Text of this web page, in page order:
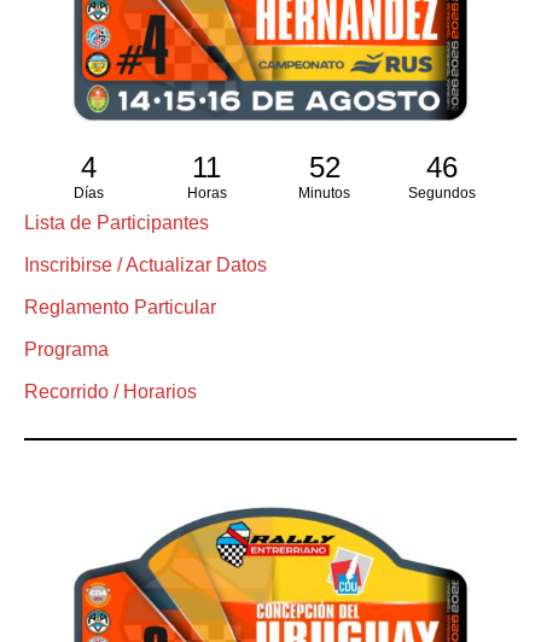
4
Días
11
Horas
52
Minutos
45
Segundos
Lista de Participantes
Inscribirse / Actualizar Datos
Reglamento Particular
Programa
Recorrido / Horarios